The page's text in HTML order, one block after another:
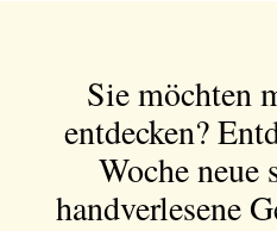
Sie möchten
entdecken?
Woche neue
handverlesene